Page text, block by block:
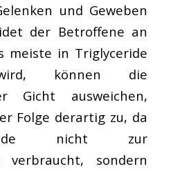
und Geweben
der Betroffene an
meiste in Triglyceride
können die
Gicht ausweichen,
Folge derartig zu, da
nicht zur
verbraucht, sondern